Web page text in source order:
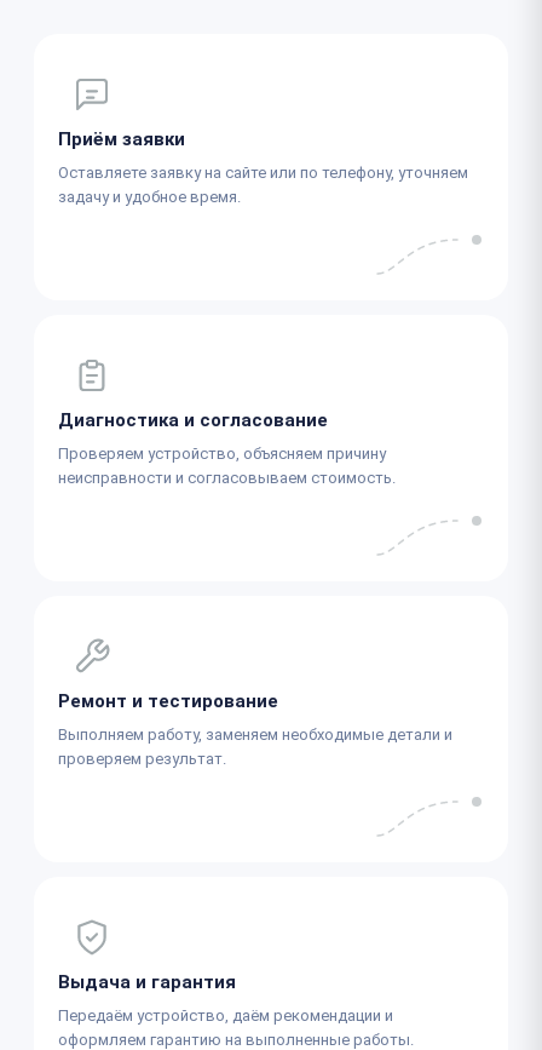
Приём заявки
Оставляете заявку на сайте или по телефону, уточняем
задачу и удобное время.
Диагностика и согласование
Проверяем устройство, объясняем причину
неисправности и согласовываем стоимость.
Ремонт и тестирование
Выполняем работу, заменяем необходимые детали и
проверяем результат.
Выдача и гарантия
Передаём устройство, даём рекомендации и
оформляем гарантию на выполненные работы.